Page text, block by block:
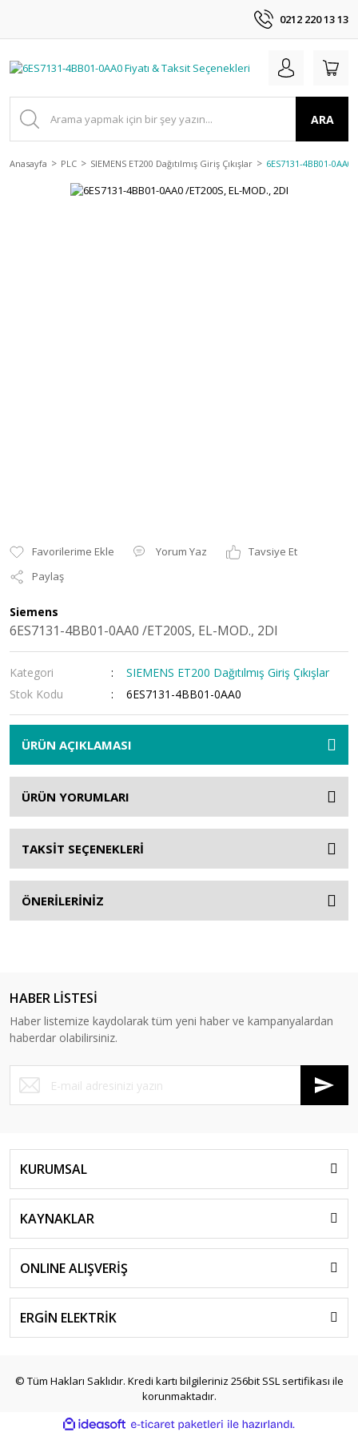
0212 220 13 13
ARA
Anasayfa PLC SIEMENS ET200 Dağıtılmış Giriş Çıkışlar 6ES7131-4BB01-0AA0
Yorum Yaz
Tavsiye Et
Paylaş
Siemens
6ES7131-4BB01-0AA0 /ET200S, EL-MOD., 2DI
Kategori
SIEMENS ET200 Dağıtılmış Giriş Çıkışlar
Stok Kodu
6ES7131-4BB01-0AA0
ÜRÜN AÇIKLAMASI
ÜRÜN YORUMLARI
TAKSİT SEÇENEKLERİ
ÖNERİLERİNİZ
HABER LİSTESİ
Haber listemize kaydolarak tüm yeni haber ve kampanyalardan
haberdar olabilirsiniz.
KURUMSAL
KAYNAKLAR
ONLINE ALIŞVERİŞ
ERGİN ELEKTRİK
© Tüm Hakları Saklıdır. Kredi kartı bilgileriniz 256bit SSL sertifikası ile
korunmaktadır.
ideasoft e-